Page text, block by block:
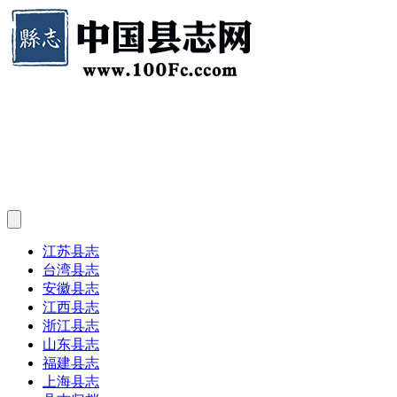
江苏县志
台湾县志
安徽县志
江西县志
浙江县志
山东县志
福建县志
上海县志